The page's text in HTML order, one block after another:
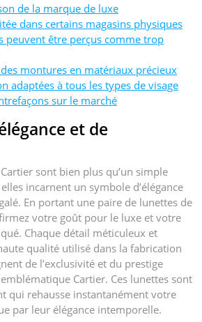
de la marque de luxe
dans certains magasins physiques
peuvent être perçus comme trop
montures en matériaux précieux
adaptées à tous les types de visage
sur le marché
et de
sont bien plus qu’un simple
incarnent un symbole d’élégance
En portant une paire de lunettes de
votre goût pour le luxe et votre
Chaque détail méticuleux et
qualité utilisé dans la fabrication
de l’exclusivité et du prestige
Cartier. Ces lunettes sont
qui rehausse instantanément votre
par leur élégance intemporelle.